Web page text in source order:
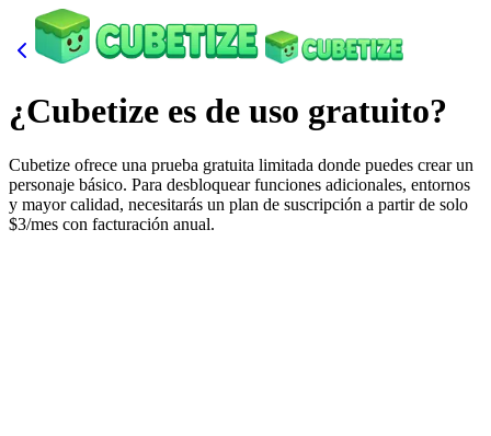
¿Cubetize es de uso gratuito?
Cubetize ofrece una prueba gratuita limitada donde puedes crear un
personaje básico. Para desbloquear funciones adicionales, entornos
y mayor calidad, necesitarás un plan de suscripción a partir de solo
$3/mes con facturación anual.